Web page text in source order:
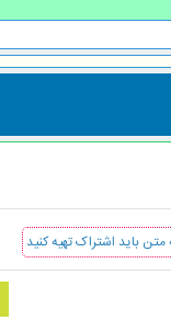
باید اشتراک تهیه کنید